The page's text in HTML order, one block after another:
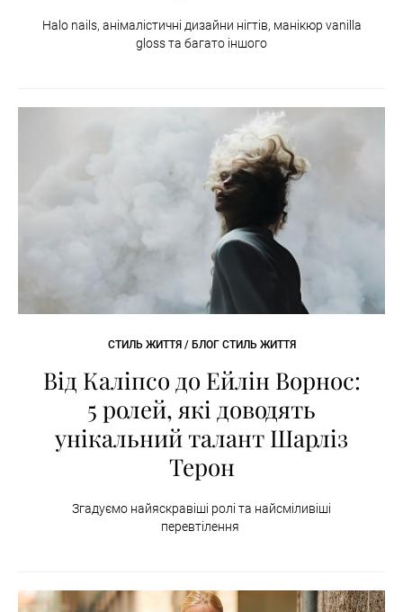
Halo nails, анімалістичні дизайни нігтів, манікюр vanilla
gloss та багато іншого
СТИЛЬ ЖИТТЯ / БЛОГ СТИЛЬ ЖИТТЯ
Від Каліпсо до Ейлін Ворнос:
5 ролей, які доводять
унікальний талант Шарліз
Терон
Згадуємо найяскравіші ролі та найсміливіші
перевтілення